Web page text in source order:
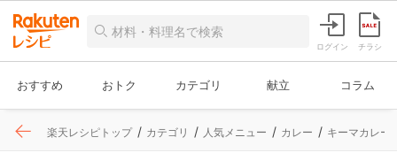
ログイン チラシ
おすすめ おトク カテゴリ 献立 コラム
楽天レシピトップ カテゴリ 人気メニュー カレー キーマカレー